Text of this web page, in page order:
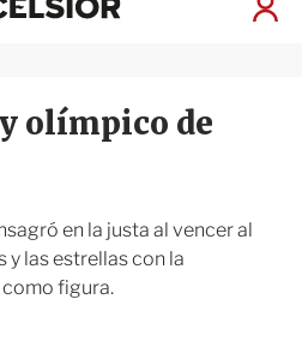
I
x
s
i
olímpico de
en la justa al vencer al
y las estrellas con la
figura.